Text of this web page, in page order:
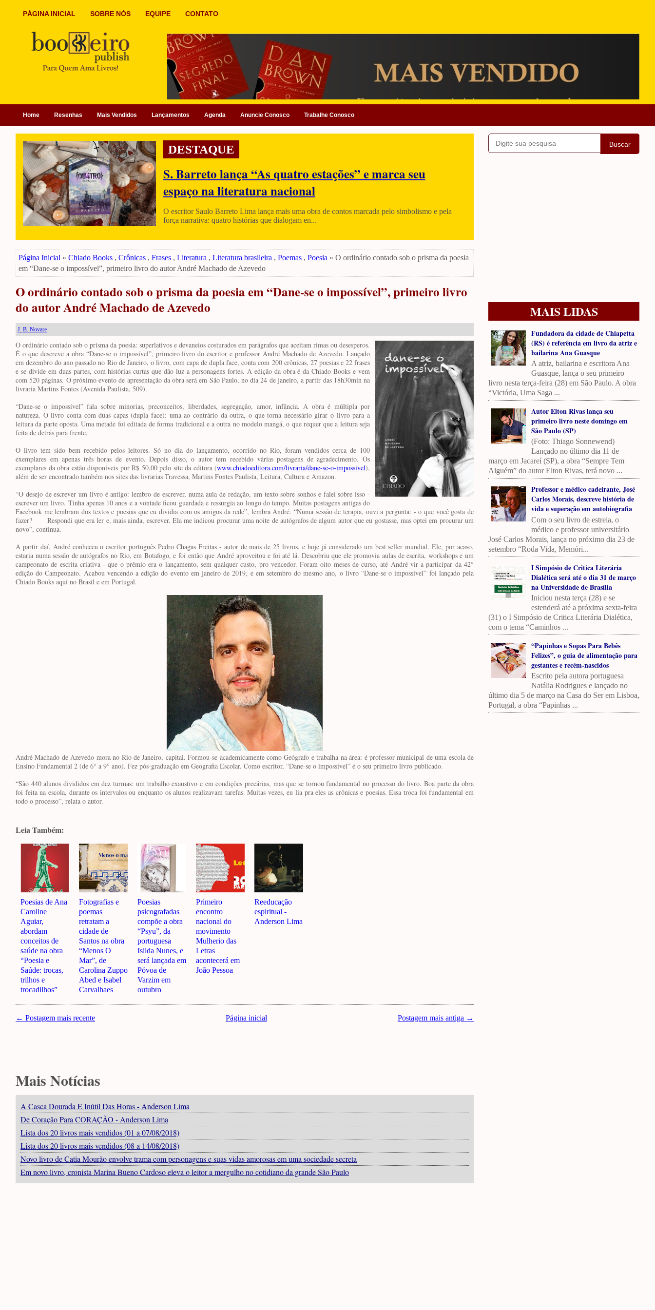
PÁGINA INICIAL SOBRE NÓS EQUIPE CONTATO
Home Resenhas Mais Vendidos Lançamentos Agenda Anuncie Conosco Trabalhe Conosco
DESTAQUE
S. Barreto lança “As quatro estações” e marca seu
espaço na literatura nacional
O escritor Saulo Barreto Lima lança mais uma obra de contos marcada pelo simbolismo e pela
força narrativa: quatro histórias que dialogam en...
Página Inicial » Chiado Books , Crônicas , Frases , Literatura , Literatura brasileira , Poemas , Poesia » O ordinário contado sob o prisma da poesia
em “Dane-se o impossível”, primeiro livro do autor André Machado de Azevedo
O ordinário contado sob o prisma da poesia em “Dane-se o impossível”, primeiro livro
do autor André Machado de Azevedo
J. B. Novare
O ordinário contado sob o prisma da poesia: superlativos e devaneios costurados em parágrafos que aceitam rimas ou desesperos.
É o que descreve a obra “Dane-se o impossível”, primeiro livro do escritor e professor André Machado de Azevedo. Lançado
em dezembro do ano passado no Rio de Janeiro, o livro, com capa de dupla face, conta com 200 crônicas, 27 poesias e 22 frases
e se divide em duas partes, com histórias curtas que dão luz a personagens fortes. A edição da obra é da Chiado Books e vem
com 520 páginas. O próximo evento de apresentação da obra será em São Paulo, no dia 24 de janeiro, a partir das 18h30min na
livraria Martins Fontes (Avenida Paulista, 509).
“Dane-se o impossível” fala sobre minorias, preconceitos, liberdades, segregação, amor, infância. A obra é múltipla por
natureza. O livro conta com duas capas (dupla face): uma ao contrário da outra, o que torna necessário girar o livro para a
leitura da parte oposta. Uma metade foi editada de forma tradicional e a outra no modelo mangá, o que requer que a leitura seja
feita de detrás para frente.
O livro tem sido bem recebido pelos leitores. Só no dia do lançamento, ocorrido no Rio, foram vendidos cerca de 100
exemplares em apenas três horas de evento. Depois disso, o autor tem recebido várias postagens de agradecimento. Os
exemplares da obra estão disponíveis por R$ 50,00 pelo site da editora (www.chiadoeditora.com/livraria/dane-se-o-impossivel),
além de ser encontrado também nos sites das livrarias Travessa, Martins Fontes Paulista, Leitura, Cultura e Amazon.
“O desejo de escrever um livro é antigo: lembro de escrever, numa aula de redação, um texto sobre sonhos e falei sobre isso -
escrever um livro. Tinha apenas 10 anos e a vontade ficou guardada e ressurgia ao longo do tempo. Muitas postagens antigas do
Facebook me lembram dos textos e poesias que eu dividia com os amigos da rede”, lembra André. “Numa sessão de terapia, ouvi a pergunta: - o que você gosta de
fazer?
Respondi que era ler e, mais ainda, escrever. Ela me indicou procurar uma noite de autógrafos de algum autor que eu gostasse, mas optei em procurar um
novo”, continua.
A partir daí, André conheceu o escritor português Pedro Chagas Freitas - autor de mais de 25 livros, e hoje já considerado um best seller mundial. Ele, por acaso,
estaria numa sessão de autógrafos no Rio, em Botafogo, e foi então que André aproveitou e foi até lá. Descobriu que ele promovia aulas de escrita, workshops e um
campeonato de escrita criativa - que o prêmio era o lançamento, sem qualquer custo, pro vencedor. Foram oito meses de curso, até André vir a participar da 42°
edição do Campeonato. Acabou vencendo a edição do evento em janeiro de 2019, e em setembro do mesmo ano, o livro “Dane-se o impossível” foi lançado pela
Chiado Books aqui no Brasil e em Portugal.
André Machado de Azevedo mora no Rio de Janeiro, capital. Formou-se academicamente como Geógrafo e trabalha na área: é professor municipal de uma escola de
Ensino Fundamental 2 (de 6° a 9° ano). Fez pós-graduação em Geografia Escolar. Como escritor, “Dane-se o impossível” é o seu primeiro livro publicado.
“São 440 alunos divididos em dez turmas: um trabalho exaustivo e em condições precárias, mas que se tornou fundamental no processo do livro. Boa parte da obra
foi feita na escola, durante os intervalos ou enquanto os alunos realizavam tarefas. Muitas vezes, eu lia pra eles as crônicas e poesias. Essa troca foi fundamental em
todo o processo”, relata o autor.
Leia Também:
Poesias de Ana
Caroline
Aguiar,
abordam
conceitos de
saúde na obra
“Poesia e
Saúde: trocas,
trilhos e
trocadilhos”
Fotografias e
poemas
retratam a
cidade de
Santos na obra
“Menos O
Mar”, de
Carolina Zuppo
Abed e Isabel
Carvalhaes
Poesias
psicografadas
compõe a obra
“Psyu”, da
portuguesa
Isilda Nunes, e
será lançada em
Póvoa de
Varzim em
outubro
Primeiro
encontro
nacional do
movimento
Mulherio das
Letras
acontecerá em
João Pessoa
Reeducação
espiritual -
Anderson Lima
← Postagem mais recente Postagem mais antiga →
Página inicial
Mais Notícias
A Casca Dourada E Inútil Das Horas - Anderson Lima
De Coração Para CORAÇÃO - Anderson Lima
Lista dos 20 livros mais vendidos (01 a 07/08/2018)
Lista dos 20 livros mais vendidos (08 a 14/08/2018)
Novo livro de Catia Mourão envolve trama com personagens e suas vidas amorosas em uma sociedade secreta
Em novo livro, cronista Marina Bueno Cardoso eleva o leitor a mergulho no cotidiano da grande São Paulo
Buscar
MAIS LIDAS
Fundadora da cidade de Chiapetta
(RS) é referência em livro da atriz e
bailarina Ana Guasque
A atriz, bailarina e escritora Ana
Guasque, lança o seu primeiro
livro nesta terça-feira (28) em São Paulo. A obra
“Victória, Uma Saga ...
Autor Elton Rivas lança seu
primeiro livro neste domingo em
São Paulo (SP)
(Foto: Thiago Sonnewend)
Lançado no último dia 11 de
março em Jacareí (SP), a obra “Sempre Tem
Alguém” do autor Elton Rivas, terá novo ...
Professor e médico cadeirante, José
Carlos Morais, descreve história de
vida e superação em autobiografia
Com o seu livro de estreia, o
médico e professor universitário
José Carlos Morais, lança no próximo dia 23 de
setembro “Roda Vida, Memóri...
I Simpósio de Critica Literária
Dialética será até o dia 31 de março
na Universidade de Brasília
Iniciou nesta terça (28) e se
estenderá até a próxima sexta-feira
(31) o I Simpósio de Critica Literária Dialética,
com o tema “Caminhos ...
“Papinhas e Sopas Para Bebês
Felizes”, o guia de alimentação para
gestantes e recém-nascidos
Escrito pela autora portuguesa
Natália Rodrigues e lançado no
último dia 5 de março na Casa do Ser em Lisboa,
Portugal, a obra “Papinhas ...